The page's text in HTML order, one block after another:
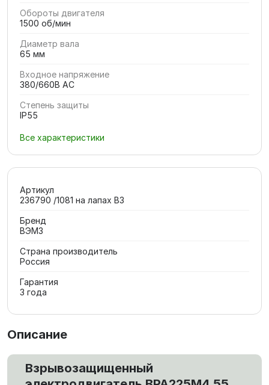
Обороты двигателя
1500 об/мин
Диаметр вала
65 мм
Входное напряжение
380/660В AC
Степень защиты
IP55
Все характеристики
Артикул
236790 /1081 на лапах В3
Бренд
ВЭМЗ
Страна производитель
Россия
Гарантия
3 года
Описание
Взрывозащищенный